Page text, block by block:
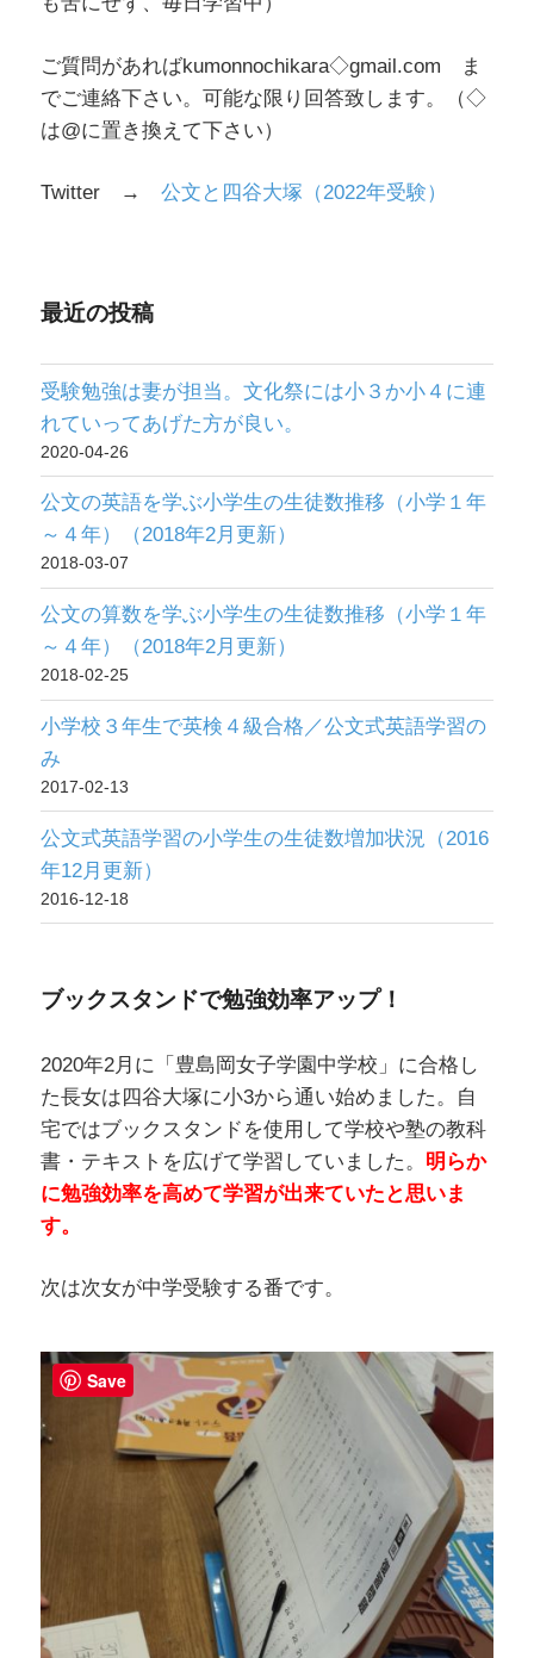
ご質問があればkumonnochikara◇gmail.com ま
でご連絡下さい。可能な限り回答致します。（◇
は@に置き換えて下さい）
Twitter → 公文と四谷大塚（2022年受験）
最近の投稿
受験勉強は妻が担当。文化祭には小３か小４に連
れていってあげた方が良い。
2020-04-26
公文の英語を学ぶ小学生の生徒数推移（小学１年
～４年）（2018年2月更新）
2018-03-07
公文の算数を学ぶ小学生の生徒数推移（小学１年
～４年）（2018年2月更新）
2018-02-25
小学校３年生で英検４級合格／公文式英語学習の
み
2017-02-13
公文式英語学習の小学生の生徒数増加状況（2016
年12月更新）
2016-12-18
ブックスタンドで勉強効率アップ！
2020年2月に「豊島岡女子学園中学校」に合格し
た長女は四谷大塚に小3から通い始めました。自
宅ではブックスタンドを使用して学校や塾の教科
書・テキストを広げて学習していました。 明らか
に勉強効率を高めて学習が出来ていたと思いま
す。
次は次女が中学受験する番です。
Save